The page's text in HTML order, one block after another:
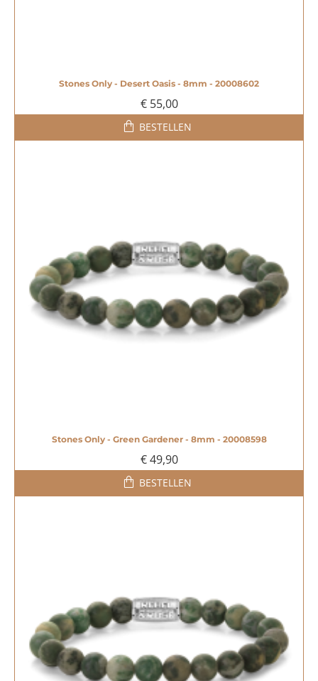
Stones Only - Desert Oasis - 8mm - 20008602
€ 55,00
BESTELLEN
Stones Only - Green Gardener - 8mm - 20008598
€ 49,90
BESTELLEN